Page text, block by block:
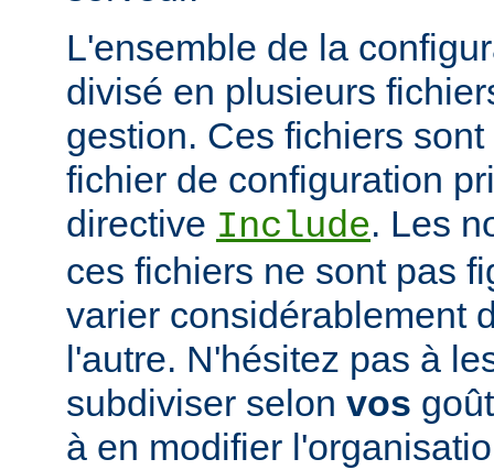
L'ensemble de la
divisé en plusieurs
gestion. Ces fichiers
fichier de configuration
directive Include. Les
ces fichiers ne sont pas
varier considérablement
l'autre. N'hésitez pas à
subdiviser selon vos
à en modifier